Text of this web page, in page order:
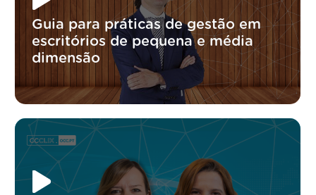
Guia para práticas de gestão em
escritórios de pequena e média
dimensão